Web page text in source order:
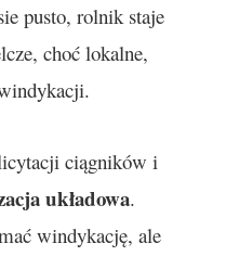
pusto, rolnik staje
choć lokalne,
ciągników i
układowa.
windykację, ale